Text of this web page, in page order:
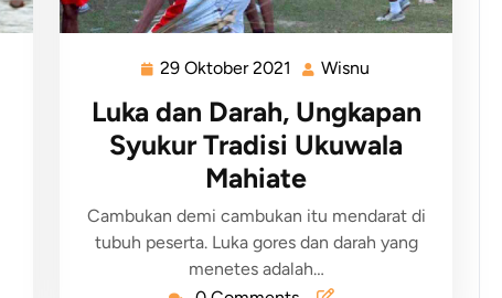
29 Oktober 2021 Wisnu
Luka dan Darah, Ungkapan
Syukur Tradisi Ukuwala
Mahiate
Cambukan demi cambukan itu mendarat di
tubuh peserta. Luka gores dan darah yang
menetes adalah…